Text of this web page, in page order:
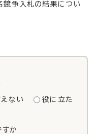
競争入札の結果につい
ない
役に立た
すか